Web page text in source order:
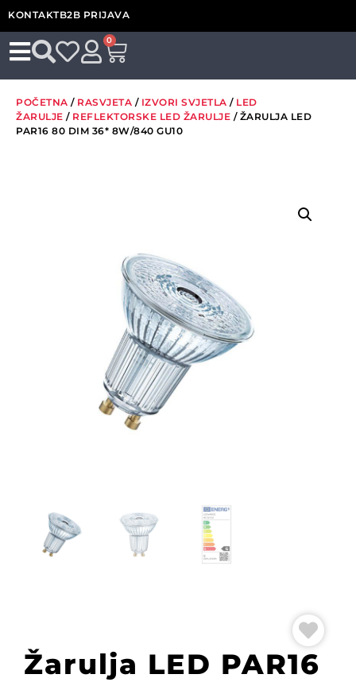
KONTAKTB2B PRIJAVA
0
POČETNA / RASVJETA / IZVORI SVJETLA / LED
ŽARULJE / REFLEKTORSKE LED ŽARULJE / ŽARULJA LED
PAR16 80 DIM 36* 8W/840 GU10
Žarulja LED PAR16